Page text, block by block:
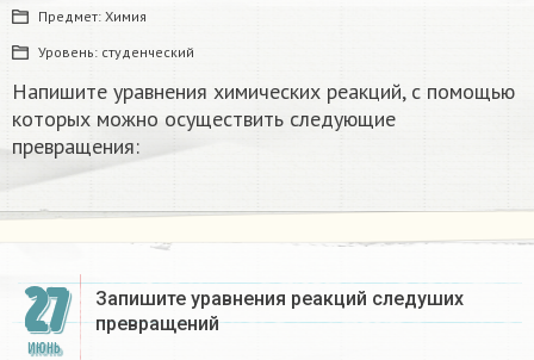
Предмет: Химия
Уровень: студенческий
Напишите уравнения химических реакций, с помощью
которых можно осуществить следующие
превращения:​
27
ИЮНЬ
Запишите уравнения реакций следуших
превращений​